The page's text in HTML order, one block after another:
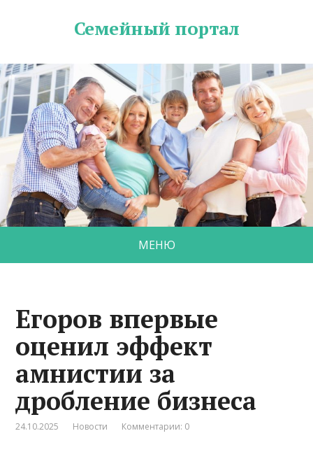
Семейный портал
МЕНЮ
Егоров впервые
оценил эффект
амнистии за
дробление бизнеса
24.10.2025 Новости Комментарии: 0